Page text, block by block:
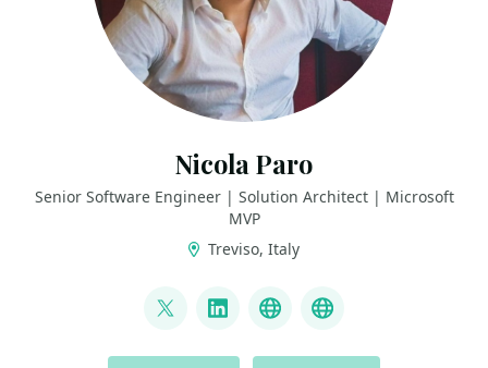
Nicola Paro
Senior Software Engineer | Solution Architect | Microsoft
MVP
Treviso, Italy
@nicola_paro
LinkedInGitHub